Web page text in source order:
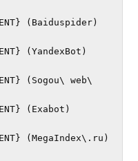
(Baiduspider)
(YandexBot)
(Sogou\ web\
(Exabot)
(MegaIndex\.ru)